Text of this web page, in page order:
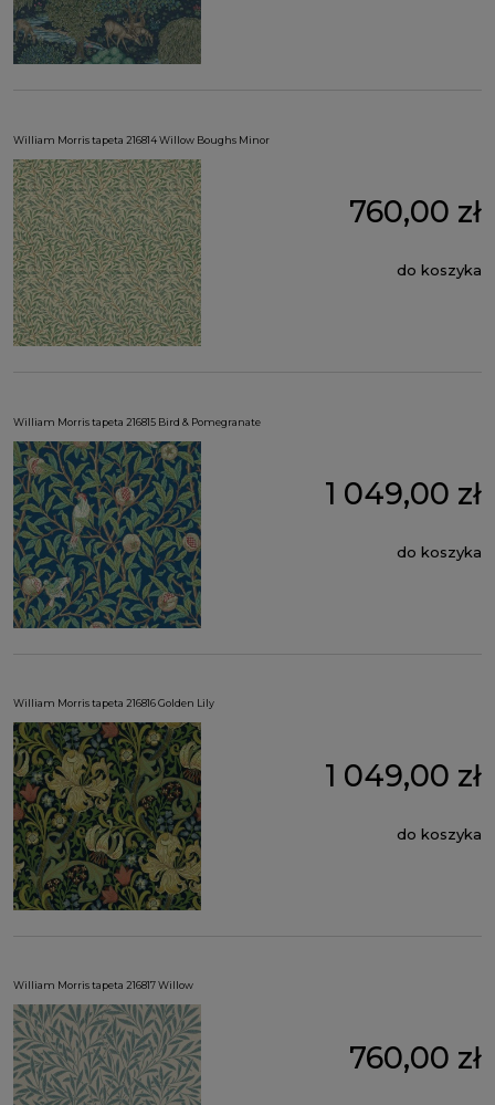
William Morris tapeta 216814 Willow Boughs Minor
760,00 zł
do koszyka
William Morris tapeta 216815 Bird & Pomegranate
1 049,00 zł
do koszyka
William Morris tapeta 216816 Golden Lily
1 049,00 zł
do koszyka
William Morris tapeta 216817 Willow
760,00 zł